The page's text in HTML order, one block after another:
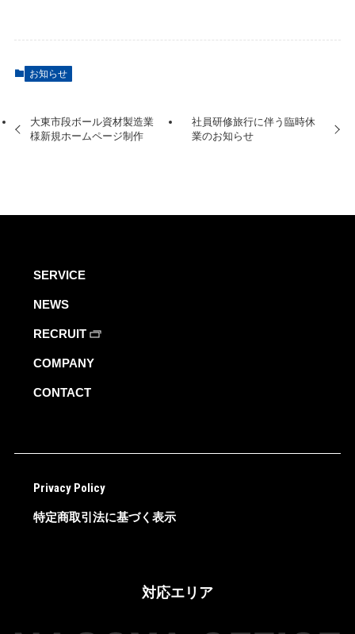
リクルート
特定商取引法に基づく表示
HEADOFFICEホームページ作成対応可能エ
リア
制作・開発料金のお見積り、サービスに関するご相談など、
052-228-7090
お知らせ
大東市段ボール資材製造業
様新規ホームページ制作
社員研修旅行に伴う臨時休
業のお知らせ
SERVICE
NEWS
RECRUIT
COMPANY
CONTACT
Privacy Policy
特定商取引法に基づく表示
対応エリア